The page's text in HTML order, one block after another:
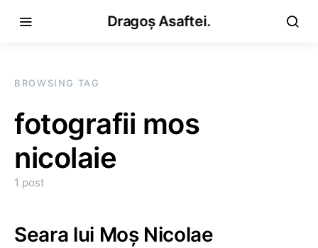
Dragoș Asaftei.
BROWSING TAG
fotografii mos
nicolaie
1 post
Seara lui Moș Nicolae